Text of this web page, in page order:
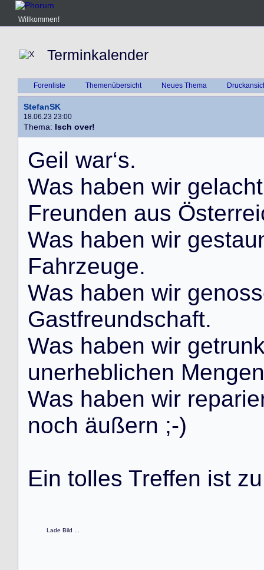
Willkommen!
Terminkalender
Forenliste Themenübersicht Neues Thema
StefanSK
18.06.23 23:00
Thema: Isch over!
Geil war‘s.
Was haben wir gelacht
Freunden aus Österrei
Was haben wir gestau
Fahrzeuge.
Was haben wir genoss
Gastfreundschaft.
Was haben wir getrun
unerheblichen Mengen
Was haben wir reparie
noch äußern ;-)
Ein tolles Treffen ist zu
Lade Bild ...